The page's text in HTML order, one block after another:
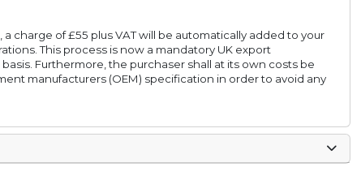
charge of £55 plus VAT will be automatically added to your
This process is now a mandatory UK export
Furthermore, the purchaser shall at its own costs be
manufacturers (OEM) specification in order to avoid any